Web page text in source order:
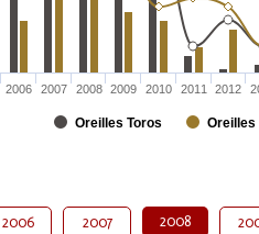
Oreilles Toros Oreilles
2006 2007 2008 2009 2010 2011 2012
2006 2007 2008